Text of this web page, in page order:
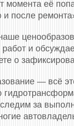
момента её
после
и
о
— всё
за